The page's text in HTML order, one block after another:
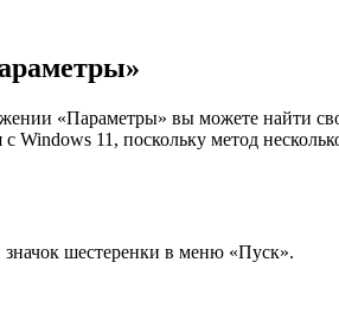
«Параметры» вы можете найти
11, поскольку метод
шестеренки в меню «Пуск».